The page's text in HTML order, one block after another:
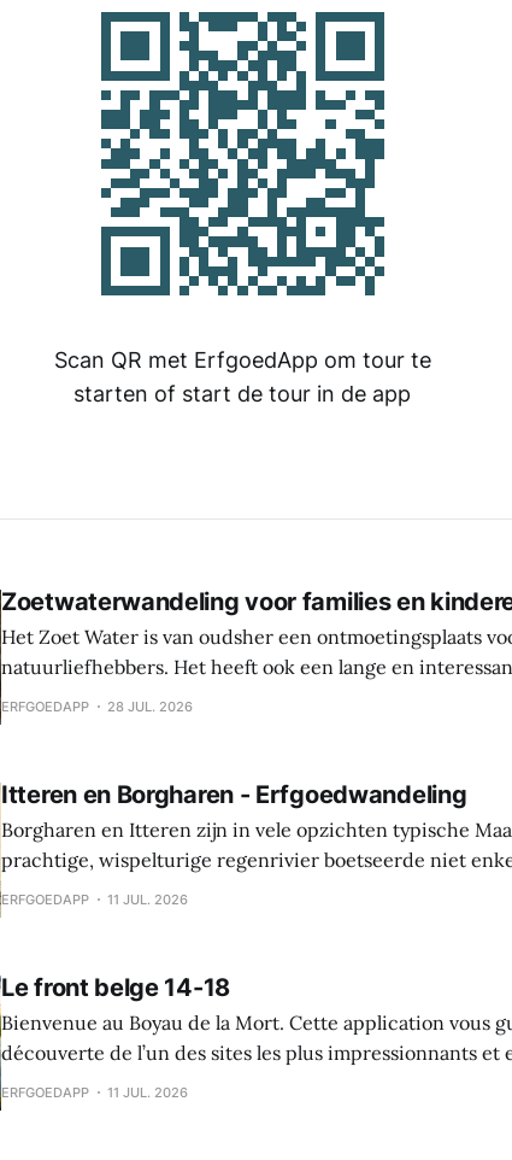
Scan QR met ErfgoedApp om tour te
starten of start de tour in de app
Zoetwaterwandeling voor families en
Het Zoet Water is van oudsher een ontmoetingsplaats
natuurliefhebbers. Het heeft ook een lange en
Hier werden sporen gevonden van bewoning en
ERFGOEDAPP 28 JUL. 2026
Itteren en Borgharen - Erfgoedwandeling
Borgharen en Itteren zijn in vele opzichten typische
prachtige, wispelturige regenrivier boetseerde niet
landschap, maar gaf ook mee vorm aan de levens van de
ERFGOEDAPP 11 JUL. 2026
Le front belge 14-18
Bienvenue au Boyau de la Mort. Cette application vous
découverte de l’un des sites les plus impressionnants et
la Première Guerre mondiale dans le Westhoek. Le
ERFGOEDAPP 11 JUL. 2026